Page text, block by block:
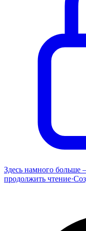
Здесь намного больше
продолжить чтение·